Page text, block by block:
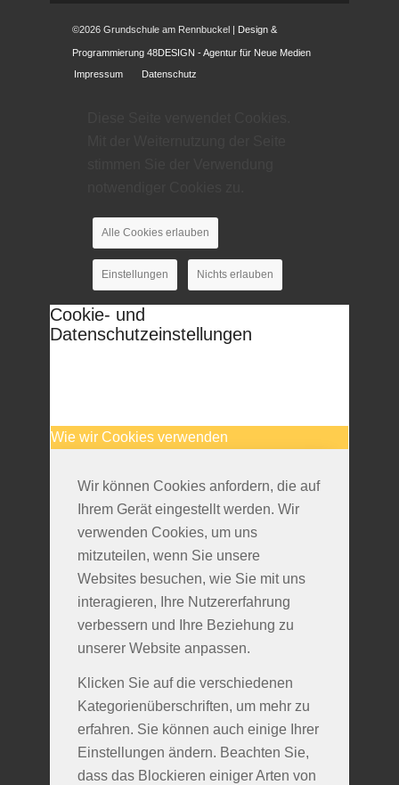
©2026 Grundschule am Rennbuckel | Design &
Programmierung 48DESIGN - Agentur für Neue Medien
Impressum
Datenschutz
Alle Cookies erlauben
Einstellungen Nichts erlauben
Cookie- und
Datenschutzeinstellungen
Wie wir Cookies verwenden
Wir können Cookies anfordern, die auf
Ihrem Gerät eingestellt werden. Wir
verwenden Cookies, um uns
mitzuteilen, wenn Sie unsere
Websites besuchen, wie Sie mit uns
interagieren, Ihre Nutzererfahrung
verbessern und Ihre Beziehung zu
unserer Website anpassen.
Klicken Sie auf die verschiedenen
Kategorienüberschriften, um mehr zu
erfahren. Sie können auch einige Ihrer
Einstellungen ändern. Beachten Sie,
dass das Blockieren einiger Arten von